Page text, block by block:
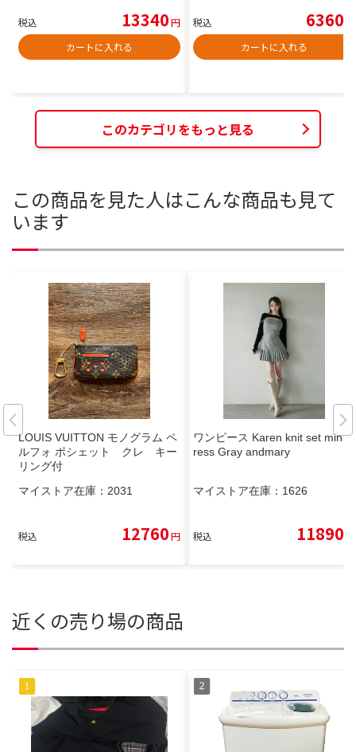
税込 13340円
カートに入れる
税込 6360
カートに入れる
このカテゴリをもっと見る
この商品を見た人はこんな商品も見て
います
LOUIS VUITTON モノグラム ペ
ルフォ ポシェット クレ キー
リング付
マイストア在庫： 2031
税込 12760円
ワンピース Karen knit set mini d
ress Gray andmary
マイストア在庫： 1626
税込 11890
近くの売り場の商品